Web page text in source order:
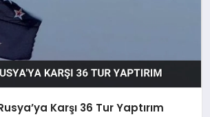
Karşı 36 Tur Yaptırım